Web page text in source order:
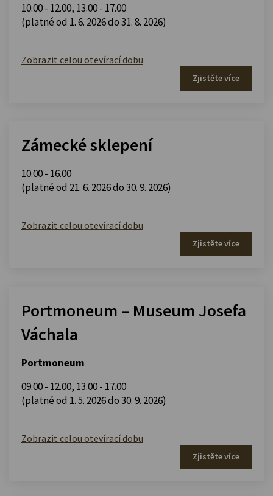
10.00 - 12.00, 13.00 - 17.00
(platné od 1. 6. 2026 do 31. 8. 2026)
Zobrazit celou otevírací dobu
Zjistěte více
Zámecké sklepení
10.00 - 16.00
(platné od 21. 6. 2026 do 30. 9. 2026)
Zobrazit celou otevírací dobu
Zjistěte více
Portmoneum – Museum Josefa
Váchala
Portmoneum
09.00 - 12.00, 13.00 - 17.00
(platné od 1. 5. 2026 do 30. 9. 2026)
Zobrazit celou otevírací dobu
Zjistěte více